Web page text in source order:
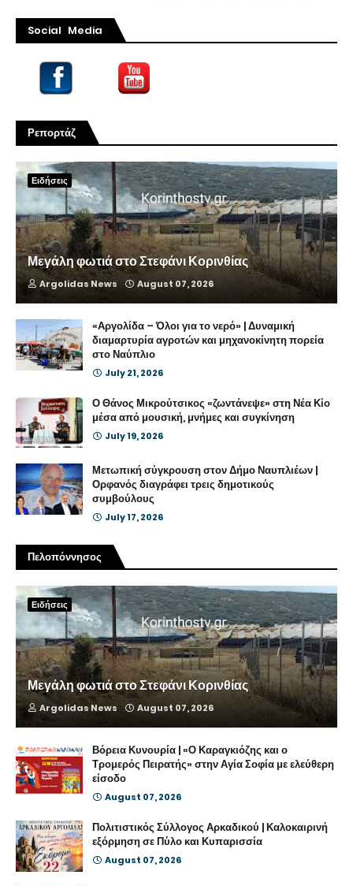
Social Media
Ρεπορτάζ
Ειδήσεις
Μεγάλη φωτιά στο Στεφάνι Κορινθίας
Argolidas News August 07, 2026
«Αργολίδα – Όλοι για το νερό» | Δυναμική
διαμαρτυρία αγροτών και μηχανοκίνητη πορεία
στο Ναύπλιο
July 21, 2026
Ο Θάνος Μικρούτσικος «ζωντάνεψε» στη Νέα Κίο
μέσα από μουσική, μνήμες και συγκίνηση
July 19, 2026
Μετωπική σύγκρουση στον Δήμο Ναυπλιέων |
Ορφανός διαγράφει τρεις δημοτικούς
συμβούλους
July 17, 2026
Πελοπόννησος
Ειδήσεις
Μεγάλη φωτιά στο Στεφάνι Κορινθίας
Argolidas News August 07, 2026
Βόρεια Κυνουρία | «Ο Καραγκιόζης και ο
Τρομερός Πειρατής» στην Αγία Σοφία με ελεύθερη
είσοδο
August 07, 2026
Πολιτιστικός Σύλλογος Αρκαδικού | Καλοκαιρινή
εξόρμηση σε Πύλο και Κυπαρισσία
August 07, 2026